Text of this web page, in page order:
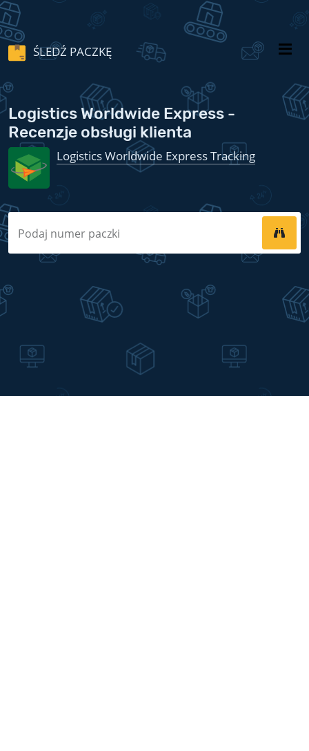
ŚLEDŹ PACZKĘ
Logistics Worldwide Express -
Recenzje obsługi klienta
Logistics Worldwide Express Tracking